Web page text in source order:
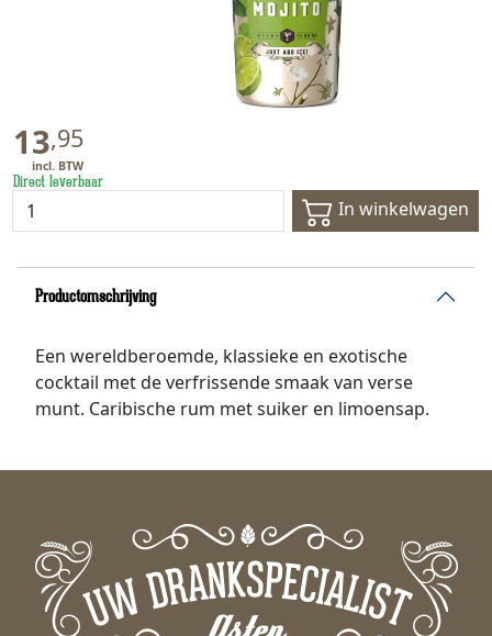
13,95
Direct leverbaar
In winkelwagen
Productomschrijving
Een wereldberoemde, klassieke en exotische
cocktail met de verfrissende smaak van verse
munt. Caribische rum met suiker en limoensap.